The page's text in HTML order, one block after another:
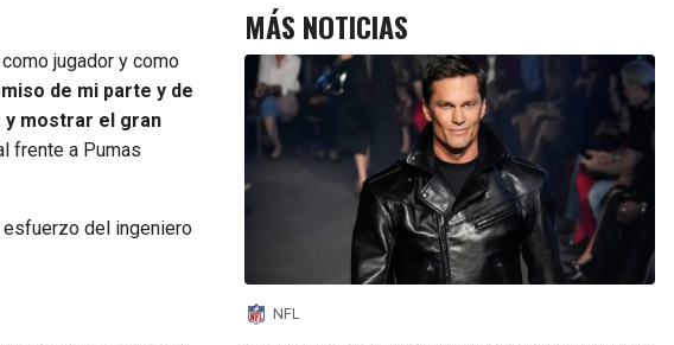
jugador y como
de mi parte y de
y mostrar el gran
frente a Pumas
del ingeniero
MÁS NOTICIAS
NFL